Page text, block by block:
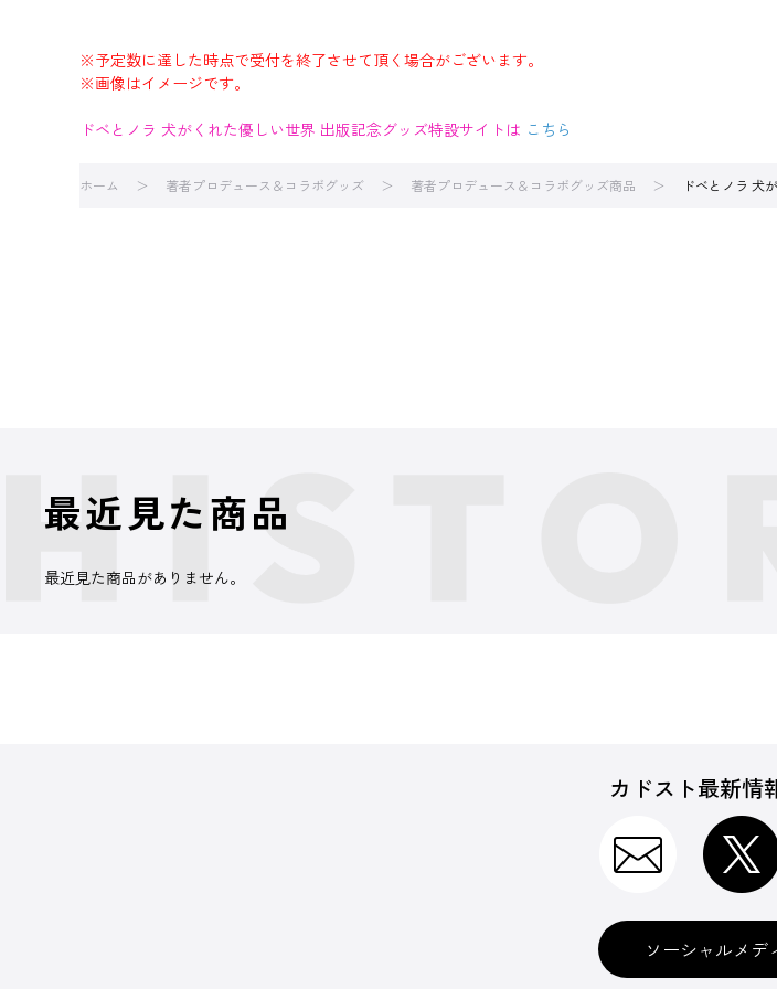
※予定数に達した時点で受付を終了させて頂く場合がございます。
※画像はイメージです。
ドベとノラ 犬がくれた優しい世界 出版記念グッズ特設サイトは こちら
ホーム 著者プロデュース＆コラボグッズ 著者プロデュース＆コラボグッズ商品 ドベとノラ
最近見た商品
最近見た商品がありません。
カドスト最新情
ソーシャルメデ